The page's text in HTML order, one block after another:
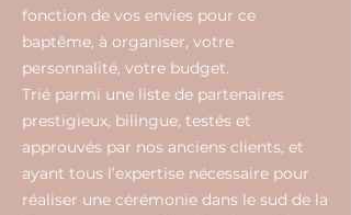
fonction de vos envies pour ce
baptême, à organiser, votre
personnalité, votre budget.
Trié parmi une liste de partenaires
prestigieux, bilingue, testés et
approuvés par nos anciens clients, et
ayant tous l’expertise nécessaire pour
réaliser une cérémonie dans le sud de la